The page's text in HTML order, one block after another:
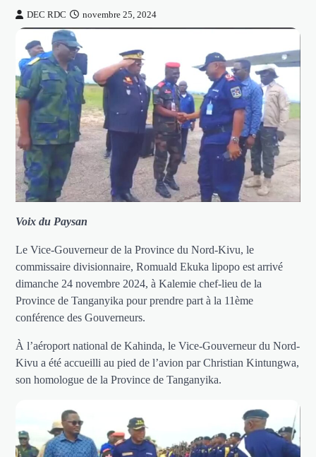
DEC RDC novembre 25, 2024
Voix du Paysan
Le Vice-Gouverneur de la Province du Nord-Kivu, le
commissaire divisionnaire, Romuald Ekuka lipopo est arrivé
dimanche 24 novembre 2024, à Kalemie chef-lieu de la
Province de Tanganyika pour prendre part à la 11ème
conférence des Gouverneurs.
À l’aéroport national de Kahinda, le Vice-Gouverneur du Nord-
Kivu a été accueilli au pied de l’avion par Christian Kintungwa,
son homologue de la Province de Tanganyika.